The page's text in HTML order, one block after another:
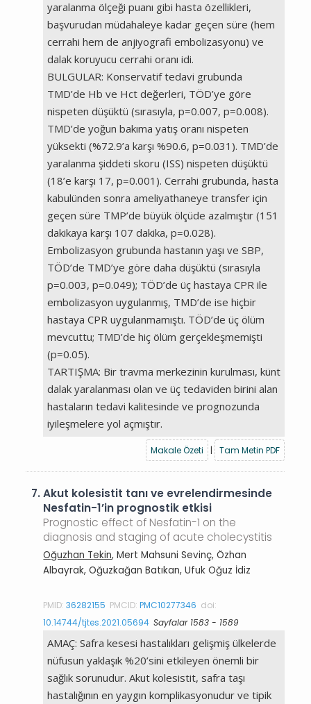
yaralanma ölçeği puanı gibi hasta özellikleri,
başvurudan müdahaleye kadar geçen süre (hem
cerrahi hem de anjiyografi embolizasyonu) ve
dalak koruyucu cerrahi oranı idi.
BULGULAR: Konservatif tedavi grubunda
TMD’de Hb ve Hct değerleri, TÖD’ye göre
nispeten düşüktü (sırasıyla, p=0.007, p=0.008).
TMD’de yoğun bakıma yatış oranı nispeten
yüksekti (%72.9’a karşı %90.6, p=0.031). TMD’de
yaralanma şiddeti skoru (ISS) nispeten düşüktü
(18’e karşı 17, p=0.001). Cerrahi grubunda, hasta
kabulünden sonra ameliyathaneye transfer için
geçen süre TMP’de büyük ölçüde azalmıştır (151
dakikaya karşı 107 dakika, p=0.028).
Embolizasyon grubunda hastanın yaşı ve SBP,
TÖD’de TMD’ye göre daha düşüktü (sırasıyla
p=0.003, p=0.049); TÖD’de üç hastaya CPR ile
embolizasyon uygulanmış, TMD’de ise hiçbir
hastaya CPR uygulanmamıştı. TÖD’de üç ölüm
mevcuttu; TMD’de hiç ölüm gerçekleşmemişti
(p=0.05).
TARTIŞMA: Bir travma merkezinin kurulması, künt
dalak yaralanması olan ve üç tedaviden birini alan
hastaların tedavi kalitesinde ve prognozunda
iyileşmelere yol açmıştır.
Makale Özeti | Tam Metin PDF
7.Akut kolesistit tanı ve evrelendirmesinde
Nesfatin-1’in prognostik etkisi
Prognostic effect of Nesfatin-1 on the
diagnosis and staging of acute cholecystitis
Oğuzhan Tekin, Mert Mahsuni Sevinç, Özhan
Albayrak, Oğuzkağan Batıkan, Ufuk Oğuz İdiz
PMID:36282155 PMCID:PMC10277346 doi:
10.14744/tjtes.2021.05694 Sayfalar 1583 - 1589
AMAÇ: Safra kesesi hastalıkları gelişmiş ülkelerde
nüfusun yaklaşık %20’sini etkileyen önemli bir
sağlık sorunudur. Akut kolesistit, safra taşı
hastalığının en yaygın komplikasyonudur ve tipik